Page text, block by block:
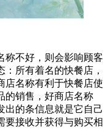
称不好，则会影响顾客
所有着名的快餐店，
店名称有利于快餐店使
的销售，好商店名称
出的条信息就是它自己
要接收并获得与购买相